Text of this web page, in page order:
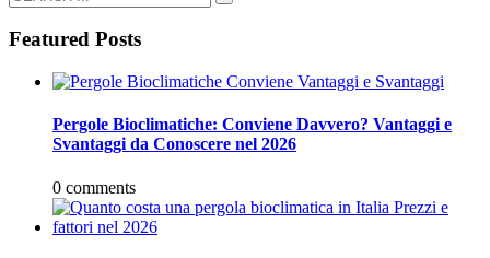
Featured Posts
Pergole Bioclimatiche: Conviene Davvero? Vantaggi e
Svantaggi da Conoscere nel 2026
0 comments